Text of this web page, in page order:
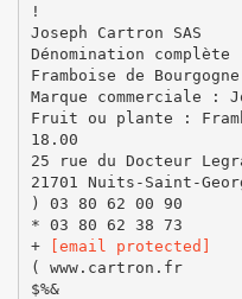
!
Joseph Cartron SAS
Dénomination complète
Framboise de
Marque commerciale :
Fruit ou plante :
18.00
25 rue du Docteur
21701 Nuits-Saint-
) 03 80 62 00 90
* 03 80 62 38 73
+
[email protected]
( www.cartron.fr
$%&